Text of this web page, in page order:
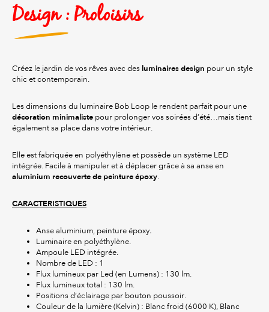
Design : Proloisirs
Créez le jardin de vos rêves avec des luminaires design pour un style
chic et contemporain.
Les dimensions du luminaire Bob Loop le rendent parfait pour une
décoration minimaliste pour prolonger vos soirées d’été…mais tient
également sa place dans votre intérieur.
Elle est fabriquée en polyéthylène et possède un système LED
intégrée. Facile à manipuler et à déplacer grâce à sa anse en
aluminium recouverte de peinture époxy.
CARACTERISTIQUES
Anse aluminium, peinture époxy.
Luminaire en polyéthylène.
Ampoule LED intégrée.
Nombre de LED : 1
Flux lumineux par Led (en Lumens) : 130 lm.
Flux lumineux total : 130 lm.
Positions d’éclairage par bouton poussoir.
Couleur de la lumière (Kelvin) : Blanc froid (6000 K), Blanc